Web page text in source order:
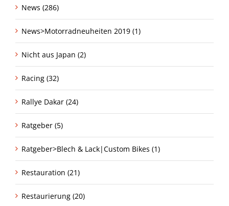
News (286)
News>Motorradneuheiten 2019 (1)
Nicht aus Japan (2)
Racing (32)
Rallye Dakar (24)
Ratgeber (5)
Ratgeber>Blech & Lack|Custom Bikes (1)
Restauration (21)
Restaurierung (20)